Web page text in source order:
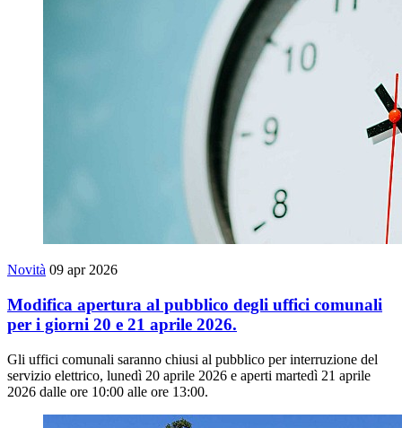
Novità 09 apr 2026
Modifica apertura al pubblico degli uffici comunali
per i giorni 20 e 21 aprile 2026.
Gli uffici comunali saranno chiusi al pubblico per interruzione del
servizio elettrico, lunedì 20 aprile 2026 e aperti martedì 21 aprile
2026 dalle ore 10:00 alle ore 13:00.